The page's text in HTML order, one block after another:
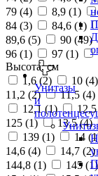
Унитазы
и
79 (4) 8,9 (1)
84 (3) 84,6 (1)
89,6 (5) 90 (49)
96 (1) 97 (1)
Высота, см
1,6 (2) 10 (4)
11,2 (2) 11,5 (4)
12,1 (1)
125 (1) 13,5 (4)
139 (1) 14 (1
14,6 (4) 14,7 (2)
144,8 (1) 145 (1